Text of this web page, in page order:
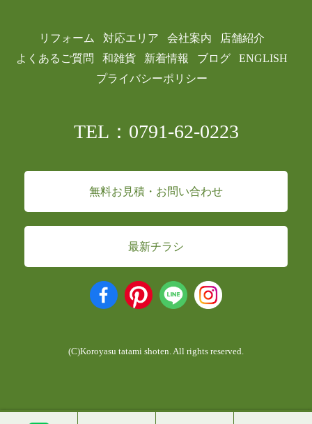
リフォーム 対応エリア 会社案内
店舗紹介
よくあるご質問
和雑貨 新着情報 ブログ
ENGLISH
プライバシーポリシー
TEL：0791-62-0223
無料お見積・お問い合わせ
最新チラシ
(C)Koroyasu tatami shoten. All rights reserved.